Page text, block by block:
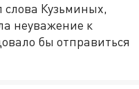
Кузьминых,
неуважение к
бы отправиться